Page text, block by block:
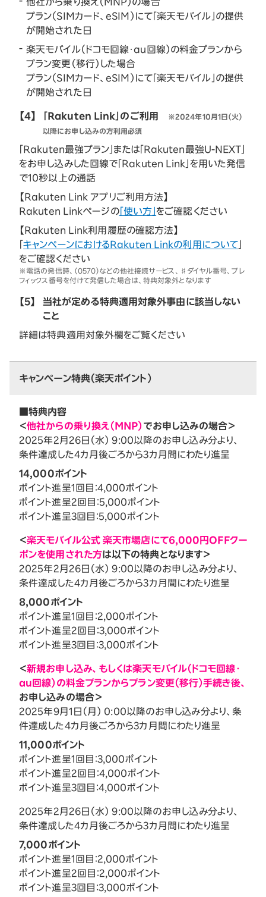
プラン（SIMカード、eSIM）にて「楽天モバイル」の提供
が開始された日
楽天モバイル（ドコモ回線・au回線）の料金プランから
プラン変更（移行）した場合
プラン（SIMカード、eSIM）にて「楽天モバイル」の提供
が開始された日
【4】 「Rakuten Link」のご利用
※2024年10月1日（火）
以降にお申し込みの方利用必須
「Rakuten最強プラン」または「Rakuten最強U-NEXT」
をお申し込みした回線で「Rakuten Link」を用いた発信
で10秒以上の通話
【Rakuten Link アプリご利用方法】
Rakuten Linkページの「使い方」 をご確認ください
【Rakuten Link利用履歴の確認方法】
「キャンペーンにおけるRakuten Linkの利用について
をご確認ください
※電話の発信時、（0570）などの他社接続サービス、♯ダイヤル番号、プレ
フィックス番号を付けて発信した場合は、特典対象外となります
【5】
当社が定める特典適用対象外事由に該当しない
こと
詳細は特典適用対象外欄をご覧ください
キャンペーン特典（楽天ポイント）
■特典内容
＜他社からの乗り換え（MNP）でお申し込みの場合＞
2025年2月26日（水） 9:00以降のお申し込み分より、
条件達成した4カ月後ごろから3カ月間にわたり進呈
14,000ポイント
ポイント進呈1回目：4,000ポイント
ポイント進呈2回目：5,000ポイント
ポイント進呈3回目：5,000ポイント
＜楽天モバイル公式 楽天市場店にて6,000円OFFクー
ポンを使用された方は以下の特典となります＞
2025年2月26日（水） 9:00以降のお申し込み分より、
条件達成した4カ月後ごろから3カ月間にわたり進呈
8,000ポイント
ポイント進呈1回目：2,000ポイント
ポイント進呈2回目：3,000ポイント
ポイント進呈3回目：3,000ポイント
＜新規お申し込み、もしくは楽天モバイル（ドコモ回線・
au回線）の料金プランからプラン変更（移行）手続き後、
お申し込みの場合＞
2025年9月1日（月） 0:00以降のお申し込み分より、条
件達成した4カ月後ごろから3カ月間にわたり進呈
11,000ポイント
ポイント進呈1回目：3,000ポイント
ポイント進呈2回目：4,000ポイント
ポイント進呈3回目：4,000ポイント
2025年2月26日（水） 9:00以降のお申し込み分より、
条件達成した4カ月後ごろから3カ月間にわたり進呈
7,000ポイント
ポイント進呈1回目：2,000ポイント
ポイント進呈2回目：2,000ポイント
ポイント進呈3回目：3,000ポイント